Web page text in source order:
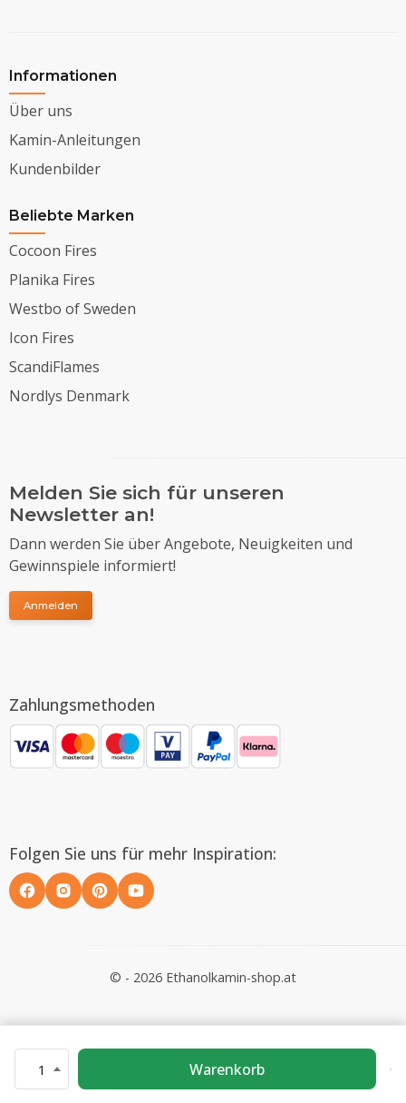
1 Warenkorb
Informationen
Über uns
Kamin-Anleitungen
Kundenbilder
Beliebte Marken
Cocoon Fires
Planika Fires
Westbo of Sweden
Icon Fires
ScandiFlames
Nordlys Denmark
Melden Sie sich für unseren
Newsletter an!
Dann werden Sie über Angebote, Neuigkeiten und
Gewinnspiele informiert!
Anmelden
Zahlungsmethoden
Folgen Sie uns für mehr Inspiration:
© - 2026 Ethanolkamin-shop.at